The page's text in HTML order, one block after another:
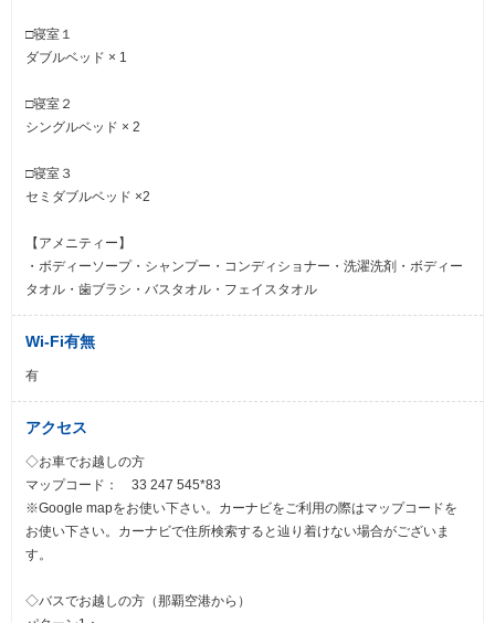
□寝室１
ダブルベッド × 1
□寝室２
シングルベッド × 2
□寝室３
セミダブルベッド ×2
【アメニティー】
・ボディーソープ・シャンプー・コンディショナー・洗濯洗剤・ボディー
タオル・歯ブラシ・バスタオル・フェイスタオル
Wi-Fi有無
有
アクセス
◇お車でお越しの方
マップコード： 33 247 545*83
※Google mapをお使い下さい。カーナビをご利用の際はマップコードを
お使い下さい。カーナビで住所検索すると辿り着けない場合がございま
す。
◇バスでお越しの方（那覇空港から）